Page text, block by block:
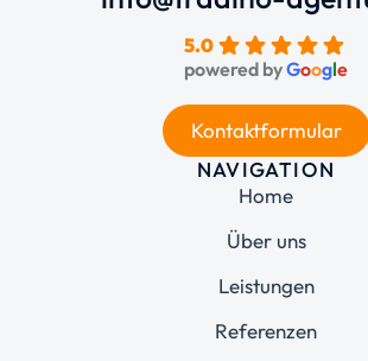
5.0
powered byGoogle
Kontaktformular
NAVIGATION
Home
Über uns
Leistungen
Referenzen